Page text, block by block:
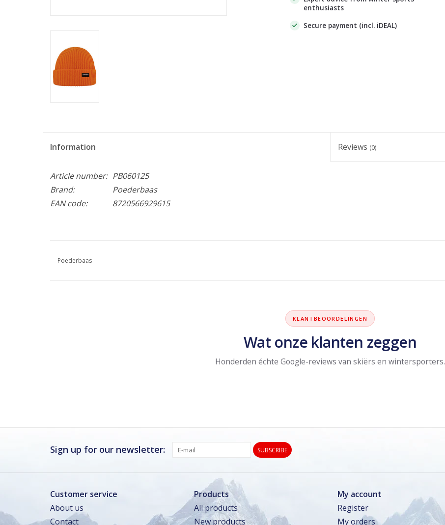
enthusiasts
Secure payment (incl. iDEAL)
Information Reviews (0)
Article number: PB060125
Brand:
Poederbaas
EAN code:
8720566929615
Poederbaas
KLANTBEOORDELINGEN
Wat onze klanten zeggen
Honderden échte Google-reviews van skiërs en wintersporters.
Sign up for our newsletter: SUBSCRIBE
Customer service
About us
Contact
Products
All products
New products
My account
Register
My orders
Gesloten
TOT 16 AUG Zomervakantie